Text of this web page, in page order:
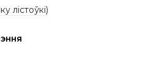
лістоўкі)